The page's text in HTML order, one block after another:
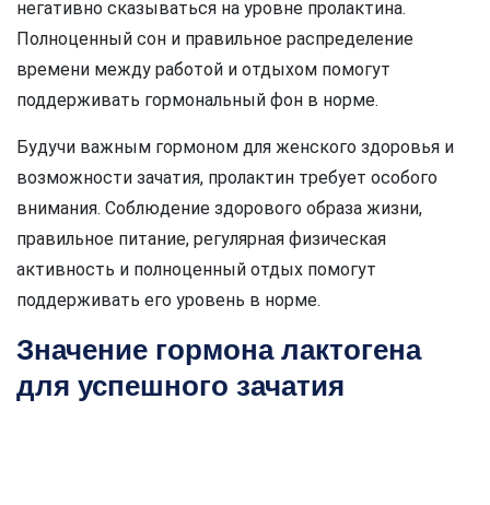
негативно сказываться на уровне пролактина.
Полноценный сон и правильное распределение
времени между работой и отдыхом помогут
поддерживать гормональный фон в норме.
Будучи важным гормоном для женского здоровья и
возможности зачатия, пролактин требует особого
внимания. Соблюдение здорового образа жизни,
правильное питание, регулярная физическая
активность и полноценный отдых помогут
поддерживать его уровень в норме.
Значение гормона лактогена
для успешного зачатия